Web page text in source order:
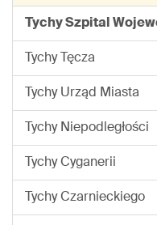
Tychy Szpital
Tychy Tęcza
Tychy Urząd Miasta
Tychy Niepodległości
Tychy Cyganerii
Tychy Czarnieckiego